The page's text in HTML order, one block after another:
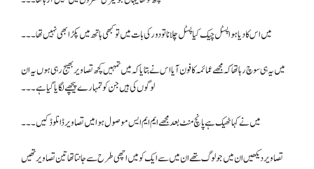
میں اس کا دیا ہوا پسٹل چیک کیا پسٹل چلانا تو دور کی بات میں تو کبھی ہاتھ میں پکڑا بھی نہیں تھا۔۔۔
میں یہ ہی سوچ رہا تھا کہ مجھے عمائمہ کا فون آیا اس نے بتایا کہ میں تمہیں کچھ تصاویر بھیج رہی ہوں یہ ان
لوگوں کی ہیں جن کو تمہارے پیچھے لگایا گیا ہے۔۔۔
میں نے کہا ٹھیک ہے پانچ منٹ بعد مجھے ایم ایم ایس موصول ہوا میں تصاویر ڈانلوڈ کیں۔۔۔
تصاویر دیکھیں ان میں جو لوگ تھے ان میں سے ایک کو میں اچھی طرح سے جانتا تھا تین تصاویر تھیں